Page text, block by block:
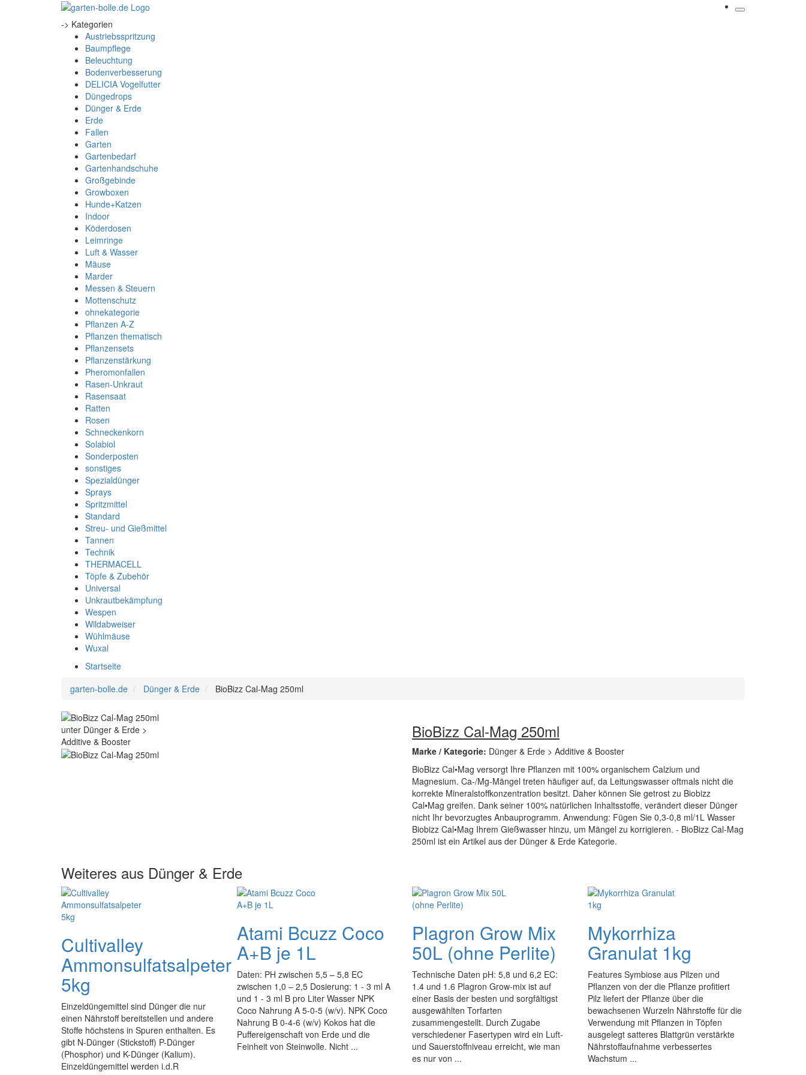
-> Kategorien
Austriebsspritzung
Baumpflege
Beleuchtung
Bodenverbesserung
DELICIA Vogelfutter
Düngedrops
Dünger & Erde
Erde
Fallen
Garten
Gartenbedarf
Gartenhandschuhe
Großgebinde
Growboxen
Hunde+Katzen
Indoor
Köderdosen
Leimringe
Luft & Wasser
Mäuse
Marder
Messen & Steuern
Mottenschutz
ohnekategorie
Pflanzen A-Z
Pflanzen thematisch
Pflanzensets
Pflanzenstärkung
Pheromonfallen
Rasen-Unkraut
Rasensaat
Ratten
Rosen
Schneckenkorn
Solabiol
Sonderposten
sonstiges
Spezialdünger
Sprays
Spritzmittel
Standard
Streu- und Gießmittel
Tannen
Technik
THERMACELL
Töpfe & Zubehör
Universal
Unkrautbekämpfung
Wespen
Wildabweiser
Wühlmäuse
Wuxal
Startseite
garten-bolle.de
Dünger & Erde BioBizz Cal-Mag 250ml
BioBizz Cal-Mag 250ml
Marke / Kategorie: Dünger & Erde > Additive & Booster
BioBizz Cal•Mag versorgt Ihre Pflanzen mit 100% organischem Calzium und
Magnesium. Ca-/Mg-Mängel treten häufiger auf, da Leitungswasser oftmals nicht die
korrekte Mineralstoffkonzentration besitzt. Daher können Sie getrost zu Biobizz
Cal•Mag greifen. Dank seiner 100% natürlichen Inhaltsstoffe, verändert dieser Dünger
nicht Ihr bevorzugtes Anbauprogramm. Anwendung: Fügen Sie 0,3-0,8 ml/1L Wasser
Biobizz Cal•Mag Ihrem Gießwasser hinzu, um Mängel zu korrigieren. - BioBizz Cal-Mag
250ml ist ein Artikel aus der Dünger & Erde Kategorie.
Weiteres aus Dünger & Erde
Cultivalley
Ammonsulfatsalpeter
5kg
Einzeldüngemittel sind Dünger die nur
einen Nährstoff bereitstellen und andere
Stoffe höchstens in Spuren enthalten. Es
gibt N-Dünger (Stickstoff) P-Dünger
(Phosphor) und K-Dünger (Kalium).
Einzeldüngemittel werden i.d.R
Atami Bcuzz Coco
A+B je 1L
Daten: PH zwischen 5,5 – 5,8 EC
zwischen 1,0 – 2,5 Dosierung: 1 - 3 ml A
und 1 - 3 ml B pro Liter Wasser NPK
Coco Nahrung A 5-0-5 (w/v). NPK Coco
Nahrung B 0-4-6 (w/v) Kokos hat die
Puffereigenschaft von Erde und die
Feinheit von Steinwolle. Nicht ...
Plagron Grow Mix
50L (ohne Perlite)
Technische Daten pH: 5,8 und 6,2 EC:
1.4 und 1.6 Plagron Grow-mix ist auf
einer Basis der besten und sorgfältigst
ausgewählten Torfarten
zusammengestellt. Durch Zugabe
verschiedener Fasertypen wird ein Luft-
und Sauerstoffniveau erreicht, wie man
es nur von ...
Mykorrhiza
Granulat 1kg
Features Symbiose aus Pilzen und
Pflanzen von der die Pflanze profitiert
Pilz liefert der Pflanze über die
bewachsenen Wurzeln Nährstoffe für die
Verwendung mit Pflanzen in Töpfen
ausgelegt satteres Blattgrün verstärkte
Nährstoffaufnahme verbessertes
Wachstum ...